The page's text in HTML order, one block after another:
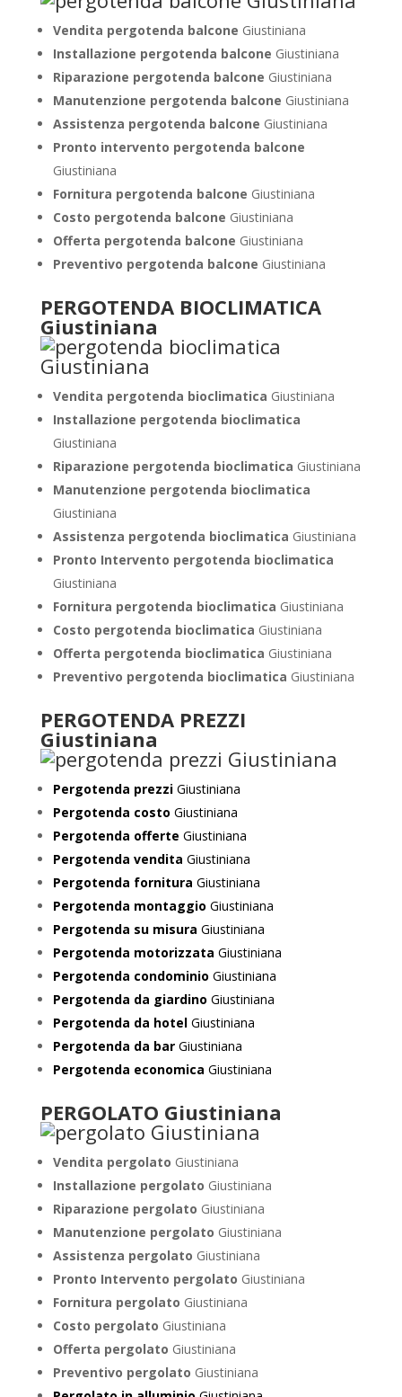
Vendita pergotenda balcone Giustiniana
Installazione pergotenda balcone Giustiniana
Riparazione pergotenda balcone Giustiniana
Manutenzione pergotenda balcone Giustiniana
Assistenza pergotenda balcone Giustiniana
Pronto intervento pergotenda balcone
Giustiniana
Fornitura pergotenda balcone Giustiniana
Costo pergotenda balcone Giustiniana
Offerta pergotenda balcone Giustiniana
Preventivo pergotenda balcone Giustiniana
PERGOTENDA BIOCLIMATICA
Giustiniana
Vendita pergotenda bioclimatica Giustiniana
Installazione pergotenda bioclimatica
Giustiniana
Riparazione pergotenda bioclimatica Giustiniana
Manutenzione pergotenda bioclimatica
Giustiniana
Assistenza pergotenda bioclimatica Giustiniana
Pronto Intervento pergotenda bioclimatica
Giustiniana
Fornitura pergotenda bioclimatica Giustiniana
Costo pergotenda bioclimatica Giustiniana
Offerta pergotenda bioclimatica Giustiniana
Preventivo pergotenda bioclimatica Giustiniana
PERGOTENDA PREZZI
Giustiniana
Pergotenda prezziGiustiniana
Pergotenda costo Giustiniana
Pergotenda offerte Giustiniana
Pergotenda vendita Giustiniana
Pergotenda fornitura Giustiniana
Pergotenda montaggio Giustiniana
Pergotenda su misura Giustiniana
Pergotenda motorizzata Giustiniana
Pergotenda condominio Giustiniana
Pergotenda da giardino Giustiniana
Pergotenda da hotelGiustiniana
Pergotenda da barGiustiniana
Pergotenda economica Giustiniana
PERGOLATO Giustiniana
Vendita pergolato Giustiniana
Installazione pergolato Giustiniana
Riparazione pergolato Giustiniana
Manutenzione pergolato Giustiniana
Assistenza pergolato Giustiniana
Pronto Intervento pergolato Giustiniana
Fornitura pergolato Giustiniana
Costo pergolato Giustiniana
Offerta pergolato Giustiniana
Preventivo pergolato Giustiniana